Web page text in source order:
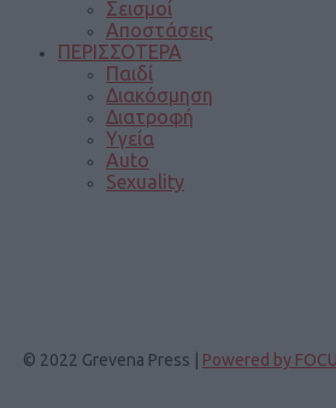
Σεισμοί
Αποστάσεις
ΠΕΡΙΣΣΟΤΕΡΑ
Παιδί
Διακόσμηση
Διατροφή
Υγεία
Auto
Sexuality
© 2022 Grevena Press | Powered by